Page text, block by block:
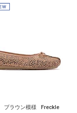
ブラウン模様
Freckle